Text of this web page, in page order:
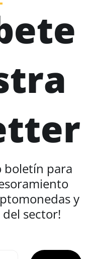
boletín para
y
sector!